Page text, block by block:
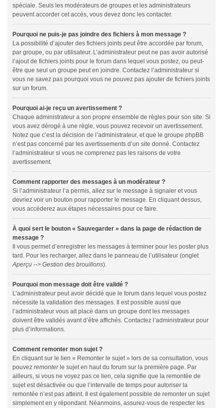
spéciale. Seuls les modérateurs de groupes et les administrateurs
peuvent accorder cet accès, vous devez donc les contacter.
Pourquoi ne puis-je pas joindre des fichiers à mon message ?
La possibilité d’ajouter des fichiers joints peut être accordée par forum,
par groupe, ou par utilisateur. L’administrateur peut ne pas avoir autorisé
l’ajout de fichiers joints pour le forum dans lequel vous postez, ou peut-
être que seul un groupe peut en joindre. Contactez l’administrateur si
vous ne savez pas pourquoi vous ne pouvez pas ajouter de fichiers joints
sur un forum.
Pourquoi ai-je reçu un avertissement ?
Chaque administrateur a son propre ensemble de règles pour son site. Si
vous avez dérogé à une règle, vous pouvez recevoir un avertissement.
Notez que c’est la décision de l’administrateur, et que le groupe phpBB
n’est pas concerné par les avertissements d’un site donné. Contactez
l’administrateur si vous ne comprenez pas les raisons de votre
avertissement.
Comment rapporter des messages à un modérateur ?
Si l’administrateur l’a permis, allez sur le message à signaler et vous
devriez voir un bouton pour rapporter le message. En cliquant dessus,
vous accéderez aux étapes nécessaires pour ce faire.
À quoi sert le bouton « Sauvegarder » dans la page de rédaction de
message ?
Il vous permet d’enregistrer les messages à terminer pour les poster plus
tard. Pour les recharger, allez dans le panneau de l’utilisateur (onglet
Aperçu --> Gestion des brouillons).
Pourquoi mon message doit être validé ?
L’administrateur peut avoir décidé que le forum dans lequel vous postez
nécessite la validation des messages. Il est possible aussi que
l’administrateur vous ait placé dans un groupe dont les messages
doivent être validés avant d’être affichés. Contactez l’administrateur pour
plus d’informations.
Comment remonter mon sujet ?
En cliquant sur le lien « Remonter le sujet » lors de sa consultation, vous
pouvez remonterle sujet en haut du forum sur la première page. Par
ailleurs, si vous ne voyez pas ce lien, cela signifie que la remontée de
sujet est désactivée ou que l’intervalle de temps pour autoriser la
remontée n’est pas atteint. Il est également possible de remonter un sujet
simplement en y répondant. Néanmoins, assurez-vous de respecter les